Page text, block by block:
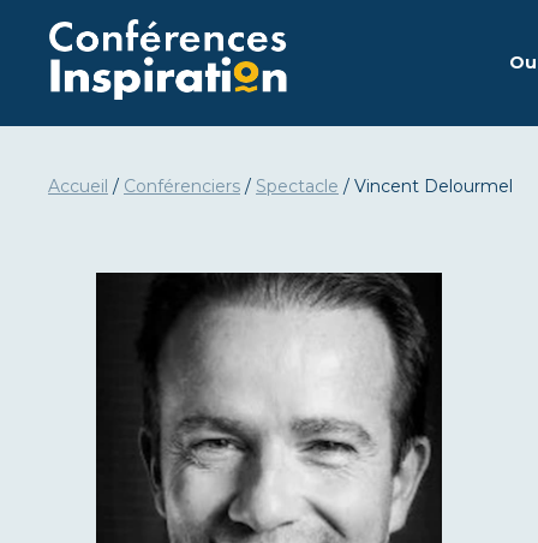
content
Accueil / Conférenciers / Spectacle / Vincent Delourmel